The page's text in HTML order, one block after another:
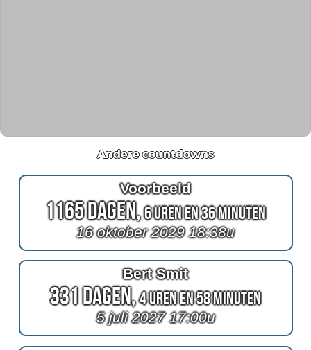
Andere countdowns
Voorbeeld
1165 Dagen,6 Uren en 36 Minuten
16 oktober 2029 18:38u
Bert Smit
331 Dagen,4 Uren en 58 Minuten
5 juli 2027 17:00u